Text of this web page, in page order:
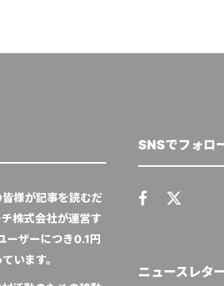
様が記事を読むだ
株式会社が運営す
ーザーにつき0.1円
います。
SNSでフォロ
ニュースレタ